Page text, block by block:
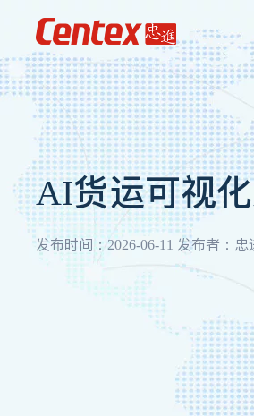
AI货运可视
发布时间：2026-06-11 发布者：